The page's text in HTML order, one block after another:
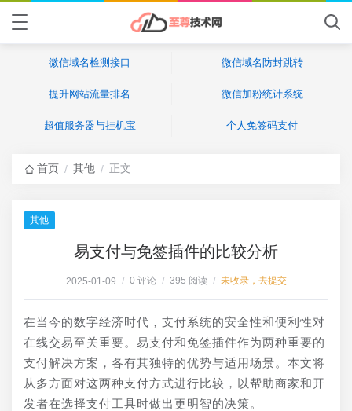
微信域名检测接口 微信域名防封跳转
提升网站流量排名 微信加粉统计系统
超值服务器与挂机宝 个人免签码支付
首页 / 其他 / 正文
其他
易支付与免签插件的比较分析
2025-01-09 / 0 评论 / 395 阅读 / 未收录，去提交
在当今的数字经济时代，支付系统的安全性和便利性对
在线交易至关重要。易支付和免签插件作为两种重要的
支付解决方案，各有其独特的优势与适用场景。本文将
从多方面对这两种支付方式进行比较，以帮助商家和开
发者在选择支付工具时做出更明智的决策。